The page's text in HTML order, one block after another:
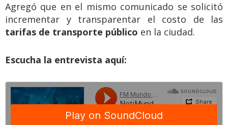
Agregó que en el mismo comunicado se solicitó
incrementar y transparentar el costo de las
tarifas de transporte público en la ciudad.
Escucha la entrevista aquí: